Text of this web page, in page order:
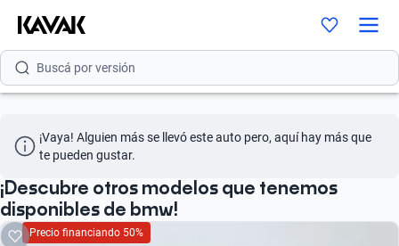
Buscá por modelo
Buscá por versión
Buscá por marca
Buscá por modelo
Buscá por versión
¡Vaya! Alguien más se llevó este auto pero, aquí hay más que
te pueden gustar.
¡Descubre otros modelos que tenemos
disponibles de bmw!
Precio financiando 50%